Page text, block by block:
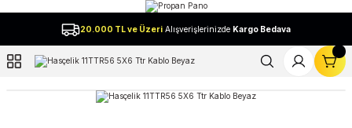
20.000 TL ve Üzeri Alışverişlerinizde Kargo Bedava